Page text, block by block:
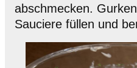
abschmecken.
Sauciere füllen und